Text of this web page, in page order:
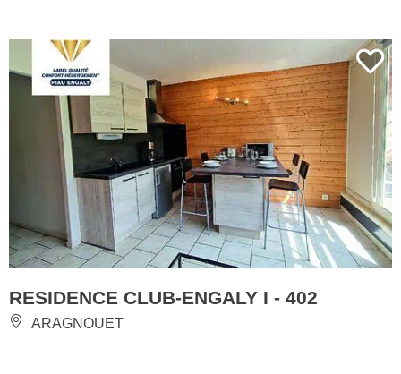
RESIDENCE CLUB-ENGALY I - 402
ARAGNOUET